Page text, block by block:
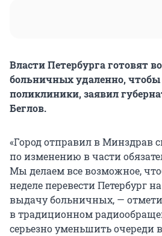
Власти Петербурга готовят
больничных удаленно, чтобы
поликлиники, заявил
Беглов.
«Город отправил в Минздрав
по изменению в части
Мы делаем все возможное,
неделе перевести Петербург
выдачу больничных, —
в традиционном
серьезно уменьшить очереди